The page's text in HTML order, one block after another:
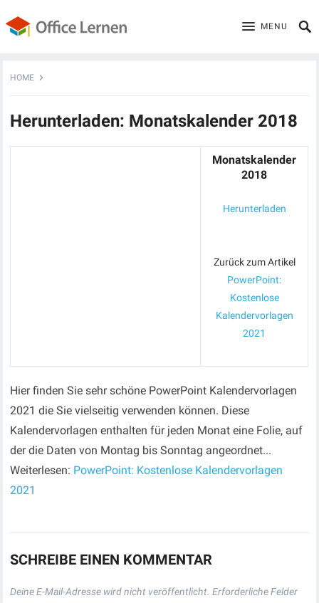
MENU
HOME
Herunterladen: Monatskalender 2018
Monatskalender
2018
Herunterladen
Zurück zum Artikel
PowerPoint:
Kostenlose
Kalendervorlagen
2021
Hier finden Sie sehr schöne PowerPoint Kalendervorlagen
2021 die Sie vielseitig verwenden können. Diese
Kalendervorlagen enthalten für jeden Monat eine Folie, auf
der die Daten von Montag bis Sonntag angeordnet...
Weiterlesen: PowerPoint: Kostenlose Kalendervorlagen
2021
SCHREIBE EINEN KOMMENTAR
Deine E-Mail-Adresse wird nicht veröffentlicht. Erforderliche Felder